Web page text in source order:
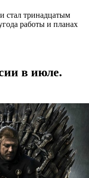
стал тринадцатым
работы и планах
в июле.